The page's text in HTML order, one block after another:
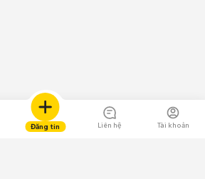
Đăng tin Liên hệ Tài khoản